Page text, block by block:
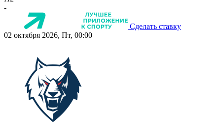
-
Сделать ставку
02 октября 2026, Пт, 00:00